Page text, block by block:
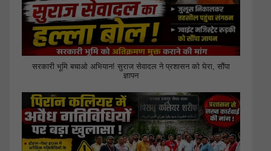
सरकारी भूमि बचाओ अभियान! सुराज सेवादल ने प्रशासन को घेरा, सौंपा
ज्ञापन